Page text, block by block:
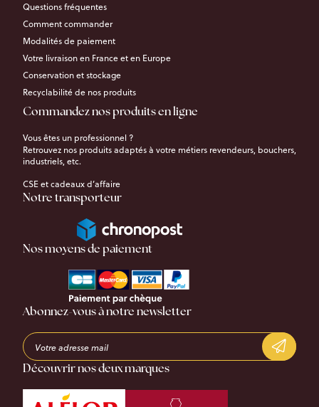
Questions fréquentes
Comment commander
Modalités de paiement
Votre livraison en France et en Europe
Conservation et stockage
Recyclabilité de nos produits
Commandez nos produits en ligne
Vous êtes un professionnel ?
Retrouvez nos produits adaptés à votre métiers revendeurs, bouchers,
industriels, etc.
CSE et cadeaux d’affaire
Notre transporteur
Nos moyens de paiement
Abonnez-vous à notre newsletter
Découvrir nos deux marques